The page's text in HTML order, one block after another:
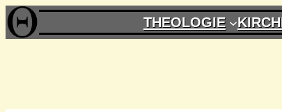
Zum
Inhalt
THEOLOGIE